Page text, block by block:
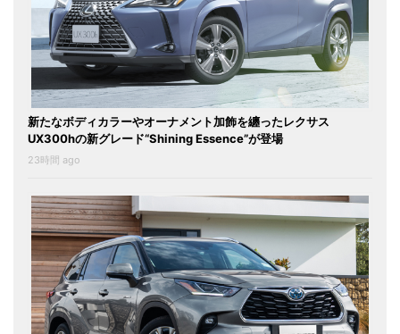
新たなボディカラーやオーナメント加飾を纏ったレクサス
UX300hの新グレード“Shining Essence”が登場
23時間 ago